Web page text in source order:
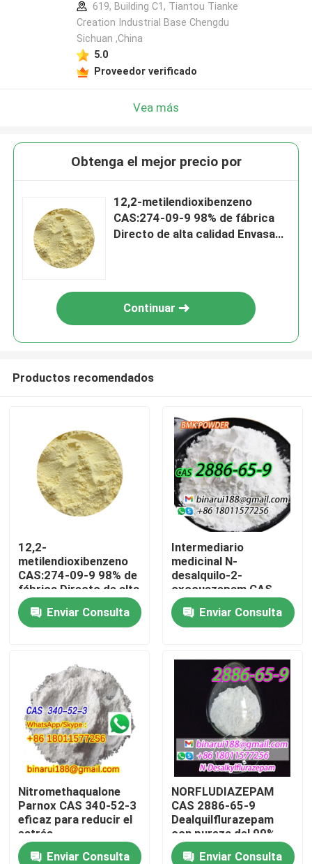
En casa
Productos
Los vídeos
Sobre nosotros
Recorrido por la fábrica
Control de calidad
Solicitar una cita
Materias primas químicas diarias
619, Building C1, Tiantou Tianke
Creation Industrial Base Chengdu
Sichuan ,China
5.0
Proveedor verificado
Vea más
Obtenga el mejor precio por
12,2-metilendioxibenzeno
CAS:274-09-9 98% de fábrica
Directo de alta calidad Envasado
Continuar
Productos recomendados
12,2-
metilendioxibenzeno
CAS:274-09-9 98% de
fábrica Directo de alta
calidad Envasado a
pedidoEnviar Consulta
Intermediario
medicinal N-
desalquilo-2-
oxocuazepam CAS
2886-65-9
Un sólido limpio en
Enviar Consulta
Nitromethaqualone
Parnox CAS 340-52-3
eficaz para reducir el
estrés
Enviar Consulta
NORFLUDIAZEPAM
CAS 2886-65-9
Dealquilflurazepam
con pureza del 99%
Enviar Consulta